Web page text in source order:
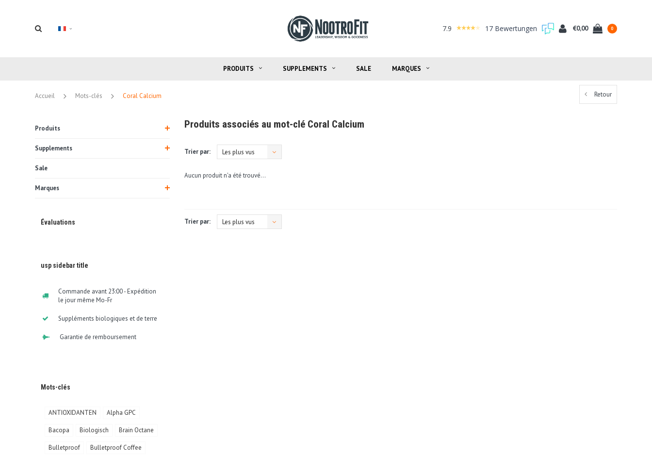
7.9 17 Bewertungen €0,00 0
PRODUITS SUPPLEMENTS SALE MARQUES
Accueil Mots-clés Coral Calcium Retour
Produits
Supplements
Sale
Marques
Évaluations
usp sidebar title
Commande avant 23:00 - Expédition
le jour même Mo-Fr
Suppléments biologiques et de terre
Garantie de remboursement
Mots-clés
ANTIOXIDANTEN Alpha GPC
Bacopa Biologisch Brain Octane
Bulletproof Bulletproof Coffee
Produits associés au mot-clé Coral Calcium
Trier par: Les plus vus
Aucun produit n'a été trouvé...
Trier par: Les plus vus